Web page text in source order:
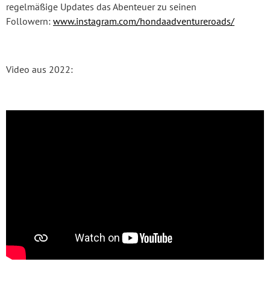
regelmäßige Updates das Abenteuer zu seinen
Followern: www.instagram.com/hondaadventureroads/
Video aus 2022: